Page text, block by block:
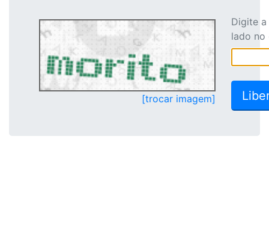
[trocar imagem]
Digite
lado no